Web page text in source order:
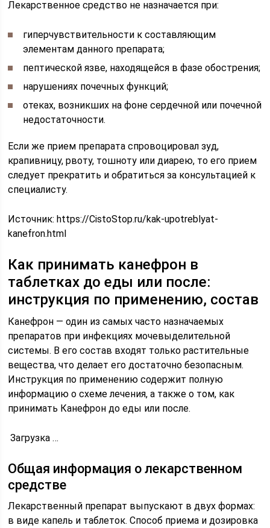
Лекарственное средство не назначается при:
гиперчувствительности к составляющим
элементам данного препарата;
пептической язве, находящейся в фазе обострения;
нарушениях почечных функций;
отеках, возникших на фоне сердечной или почечной
недостаточности.
Если же прием препарата спровоцировал зуд,
крапивницу, рвоту, тошноту или диарею, то его прием
следует прекратить и обратиться за консультацией к
специалисту.
Источник:https://CistoStop.ru/kak-upotreblyat-
kanefron.html
Как принимать канефрон в
таблетках до еды или после:
инструкция по применению, состав
Канефрон — один из самых часто назначаемых
препаратов при инфекциях мочевыделительной
системы. В его состав входят только растительные
вещества, что делает его достаточно безопасным.
Инструкция по применению содержит полную
информацию о схеме лечения, а также о том, как
принимать Канефрон до еды или после.
Загрузка …
Общая информация о лекарственном
средстве
Лекарственный препарат выпускают в двух формах:
в виде капель и таблеток. Способ приема и дозировка